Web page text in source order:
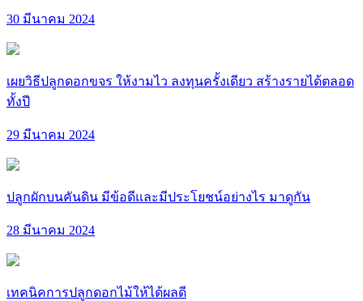
30 มีนาคม 2024
เผยวิธีปลูกดอกขจร ให้งามไว ลงทุนครั้งเดียว สร้างรายได้ตลอด
ทั้งปี
29 มีนาคม 2024
ปลูกผักบนคันดิน มีข้อดีและมีประโยชน์อย่างไร มาดูกัน
28 มีนาคม 2024
เทคนิคการปลูกดอกไม้ให้ได้ผลดี